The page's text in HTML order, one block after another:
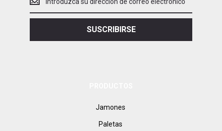
tu
dirección
SUSCRIBIRSE
Jamones
Paletas